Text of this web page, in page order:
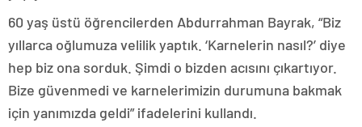
60 yaş üstü öğrencilerden Abdurrahman Bayrak, “Biz
yıllarca oğlumuza velilik yaptık. ‘Karnelerin nasıl?’ diye
hep biz ona sorduk. Şimdi o bizden acısını çıkartıyor.
Bize güvenmedi ve karnelerimizin durumuna bakmak
için yanımızda geldi” ifadelerini kullandı.